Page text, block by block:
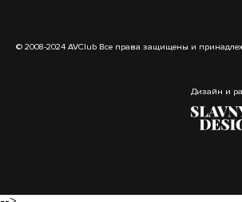
© 2008-2024 AVClub Все права защищены и
Дизайн и